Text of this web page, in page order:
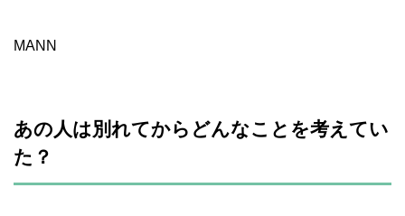
MANN
あの人は別れてからどんなことを考えてい
た？